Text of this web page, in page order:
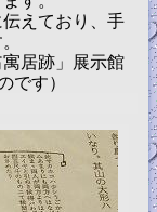
えており、手
寓居跡」展示館
です）